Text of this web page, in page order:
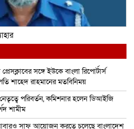
সঙ্গে ইউকে বাংলা রিপোর্টার্স
শাহেদ রাহমানের মতবিনিময়
পরিবর্তন, কমিশনার হলেন ডিআইজি
শামীম
সাফ আয়োজন করতে চলেছে বাংলাদেশ